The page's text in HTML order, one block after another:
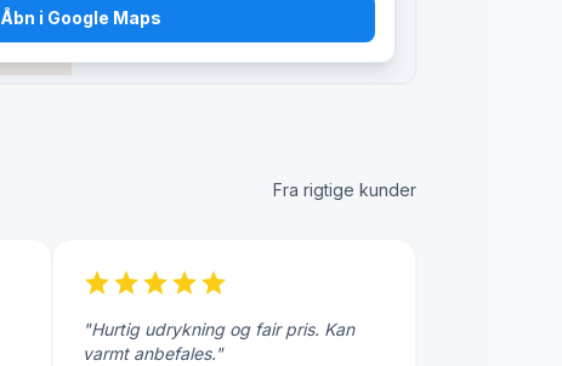
Åbn i Google Maps
Fra rigtige kunder
starstarstarstarstar
"Hurtig udrykning og fair pris. Kan
varmt anbefales."